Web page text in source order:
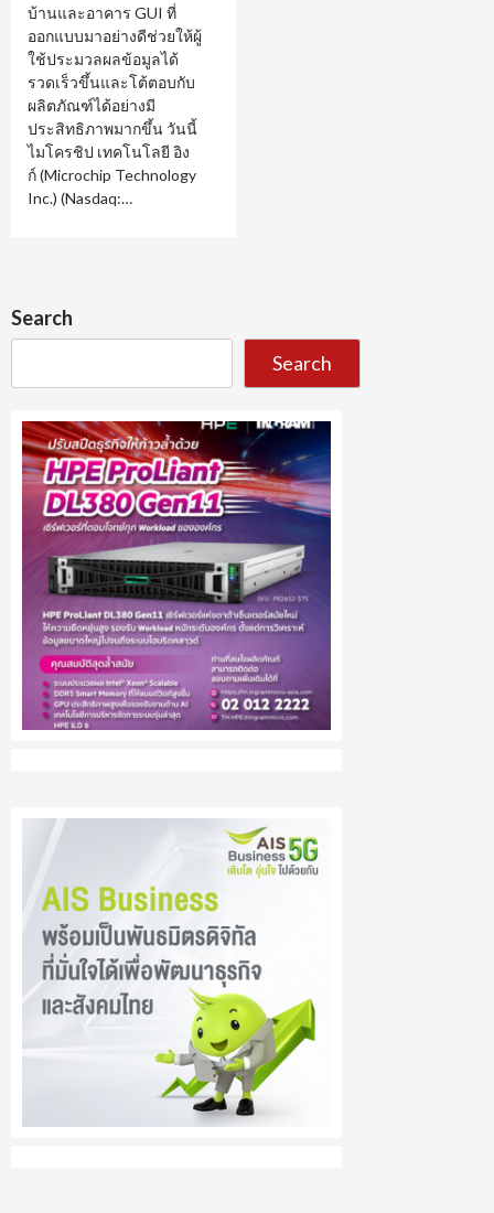
บ้านและอาคาร GUI ที่
ออกแบบมาอย่างดีช่วยให้ผู้
ใช้ประมวลผลข้อมูลได้
รวดเร็วขึ้นและโต้ตอบกับ
ผลิตภัณฑ์ได้อย่างมี
ประสิทธิภาพมากขึ้น วันนี้
ไมโครชิป เทคโนโลยี อิง
ก์ (Microchip Technology
Inc.) (Nasdaq:…
Search
Search